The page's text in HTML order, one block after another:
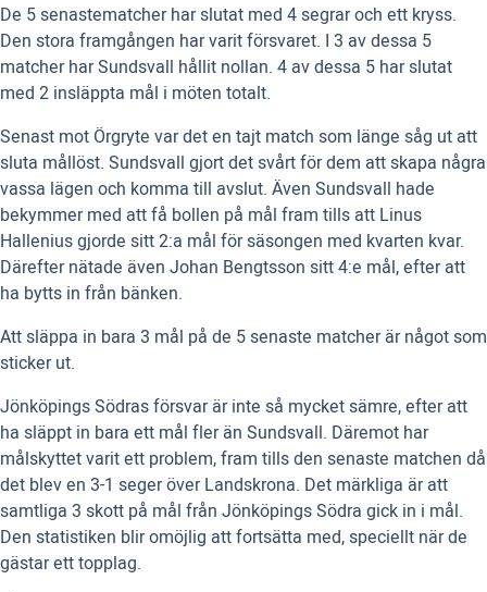
De 5 senastematcher har slutat med 4 segrar och ett kryss.
Den stora framgången har varit försvaret. I 3 av dessa 5
matcher har Sundsvall hållit nollan. 4 av dessa 5 har slutat
med 2 insläppta mål i möten totalt.
Senast mot Örgryte var det en tajt match som länge såg ut att
sluta mållöst. Sundsvall gjort det svårt för dem att skapa några
vassa lägen och komma till avslut. Även Sundsvall hade
bekymmer med att få bollen på mål fram tills att Linus
Hallenius gjorde sitt 2:a mål för säsongen med kvarten kvar.
Därefter nätade även Johan Bengtsson sitt 4:e mål, efter att
ha bytts in från bänken.
Att släppa in bara 3 mål på de 5 senaste matcher är något som
sticker ut.
Jönköpings Södras försvar är inte så mycket sämre, efter att
ha släppt in bara ett mål fler än Sundsvall. Däremot har
målskyttet varit ett problem, fram tills den senaste matchen då
det blev en 3-1 seger över Landskrona. Det märkliga är att
samtliga 3 skott på mål från Jönköpings Södra gick in i mål.
Den statistiken blir omöjlig att fortsätta med, speciellt när de
gästar ett topplag.